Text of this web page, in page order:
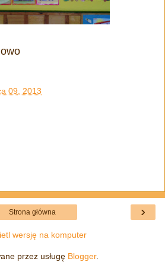
09, 2013
›
Strona główna
wersję na komputer
przez usługę Blogger.